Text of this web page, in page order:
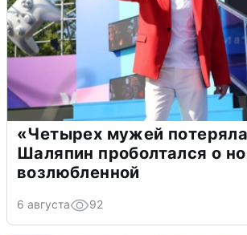
«Четырех мужей
Шаляпин проболтался о
возлюбленной
6 августа 92